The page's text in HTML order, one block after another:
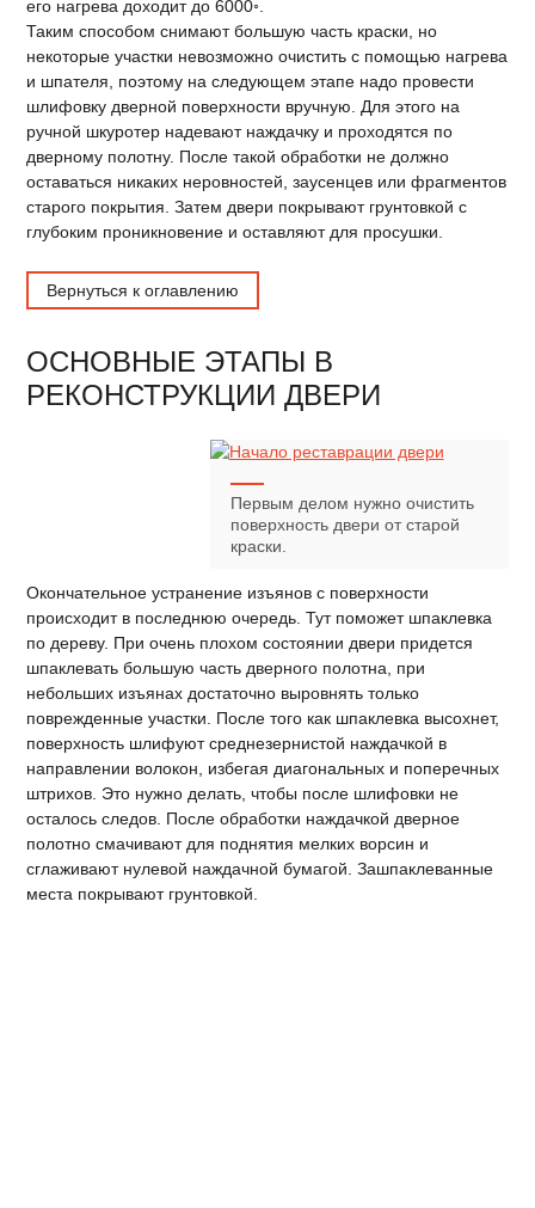
его нагрева доходит до 6000◦.
Таким способом снимают большую часть краски, но
некоторые участки невозможно очистить с помощью нагрева
и шпателя, поэтому на следующем этапе надо провести
шлифовку дверной поверхности вручную. Для этого на
ручной шкуротер надевают наждачку и проходятся по
дверному полотну. После такой обработки не должно
оставаться никаких неровностей, заусенцев или фрагментов
старого покрытия. Затем двери покрывают грунтовкой с
глубоким проникновение и оставляют для просушки.
Вернуться к оглавлению
ОСНОВНЫЕ ЭТАПЫ В
РЕКОНСТРУКЦИИ ДВЕРИ
Первым делом нужно очистить
поверхность двери от старой
краски.
Окончательное устранение изъянов с поверхности
происходит в последнюю очередь. Тут поможет шпаклевка
по дереву. При очень плохом состоянии двери придется
шпаклевать большую часть дверного полотна, при
небольших изъянах достаточно выровнять только
поврежденные участки. После того как шпаклевка высохнет,
поверхность шлифуют среднезернистой наждачкой в
направлении волокон, избегая диагональных и поперечных
штрихов. Это нужно делать, чтобы после шлифовки не
осталось следов. После обработки наждачкой дверное
полотно смачивают для поднятия мелких ворсин и
сглаживают нулевой наждачной бумагой. Зашпаклеванные
места покрывают грунтовкой.